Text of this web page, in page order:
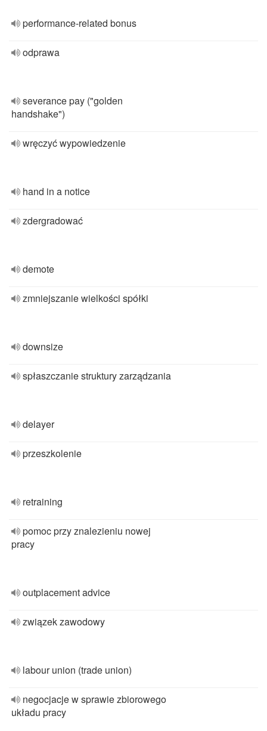
performance-related bonus
odprawa
severance pay ("golden
handshake")
wręczyć wypowiedzenie
hand in a notice
zdergradować
demote
zmniejszanie wielkości spółki
downsize
spłaszczanie struktury zarządzania
delayer
przeszkolenie
retraining
pomoc przy znalezieniu nowej
pracy
outplacement advice
związek zawodowy
labour union (trade union)
negocjacje w sprawie zbiorowego
układu pracy